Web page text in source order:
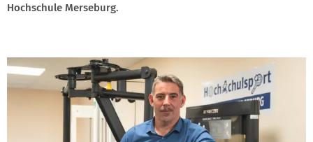
Hochschule Merseburg.